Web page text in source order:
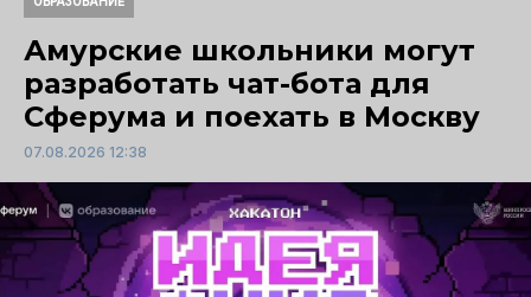
Амурские школьники могут
разработать чат-бота для
Сферума и поехать в Москву
07.08.2026 12:38